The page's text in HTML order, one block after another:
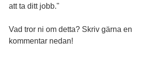
att ta ditt jobb."
Vad tror ni om detta? Skriv gärna en
kommentar nedan!